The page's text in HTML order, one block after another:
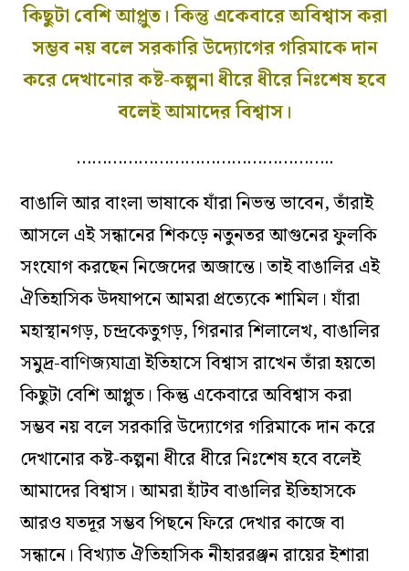
কিছুটা বেশি আপ্লুত। কিন্তু একেবারে অবিশ্বাস করা
সম্ভব নয় বলে সরকারি উদ্যোগের গরিমাকে দান
করে দেখানোর কষ্ট-কল্পনা ধীরে ধীরে নিঃশেষ হবে
বলেই আমাদের বিশ্বাস।
…………………………………………..
বাঙালি আর বাংলা ভাষাকে যাঁরা নিভন্ত ভাবেন, তাঁরাই
আসলে এই সন্ধানের শিকড়ে নতুনতর আগুনের ফুলকি
সংযোগ করছেন নিজেদের অজান্তে। তাই বাঙালির এই
ঐতিহাসিক উদযাপনে আমরা প্রত্যেকে শামিল। যাঁরা
মহাস্থানগড়, চন্দ্রকেতুগড়, গিরনার শিলালেখ, বাঙালির
সমুদ্র-বাণিজ্যযাত্রা ইতিহাসে বিশ্বাস রাখেন তাঁরা হয়তো
কিছুটা বেশি আপ্লুত। কিন্তু একেবারে অবিশ্বাস করা
সম্ভব নয় বলে সরকারি উদ্যোগের গরিমাকে দান করে
দেখানোর কষ্ট-কল্পনা ধীরে ধীরে নিঃশেষ হবে বলেই
আমাদের বিশ্বাস। আমরা হাঁটব বাঙালির ইতিহাসকে
আরও যতদূর সম্ভব পিছনে ফিরে দেখার কাজে বা
সন্ধানে। বিখ্যাত ঐতিহাসিক নীহাররঞ্জন রায়ের ইশারা